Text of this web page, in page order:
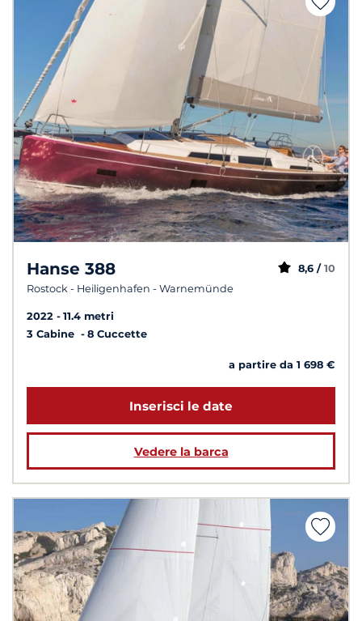
Hanse 388
Rostock - Heiligenhafen - Warnemünde
8,6 / 10
2022
11.4 metri
3 Cabine
8 Cuccette
a partire da 1 698 €
Inserisci le date
Vedere la barca